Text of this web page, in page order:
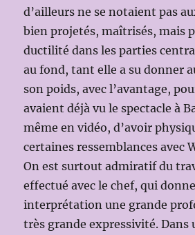
d’ailleurs ne se notaient pas
bien projetés, maîtrisés, mais
ductilité dans les parties
au fond, tant elle a su donner
son poids, avec l’avantage,
avaient déjà vu le spectacle à
même en vidéo, d’avoir
certaines ressemblances avec
On est surtout admiratif du
effectué avec le chef, qui
interprétation une grande
très grande expressivité. Dans